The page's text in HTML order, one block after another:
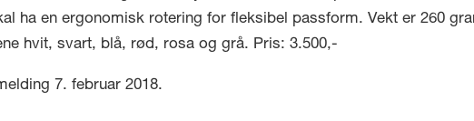
ha en ergonomisk rotering for fleksibel passform. Vekt er 260
hvit, svart, blå, rød, rosa og grå. Pris: 3.500,-
7. februar 2018.